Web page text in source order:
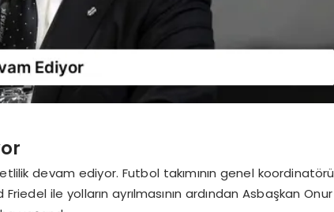
devam ediyor. Futbol takımının genel koordinatörü
ile yolların ayrılmasının ardından Asbaşkan Onur